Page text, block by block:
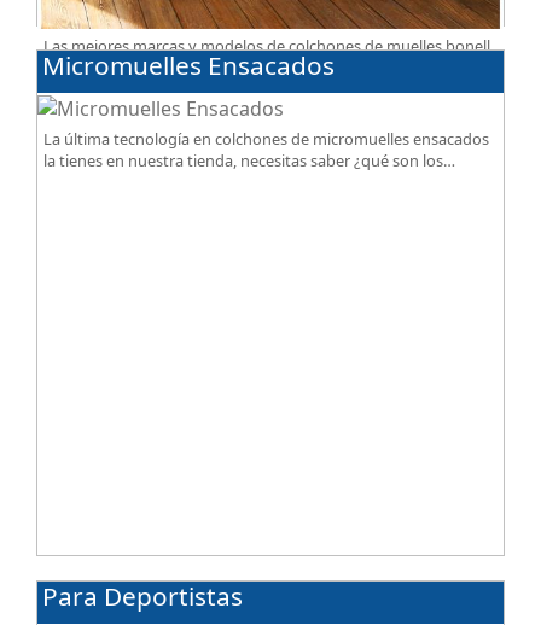
Las mejores marcas y modelos de colchones de muelles bonell
a tu alcance, gran calidad al mejor precio.
Micromuelles Ensacados
La última tecnología en colchones de micromuelles ensacados
la tienes en nuestra tienda, necesitas saber ¿qué son los
Para Deportistas